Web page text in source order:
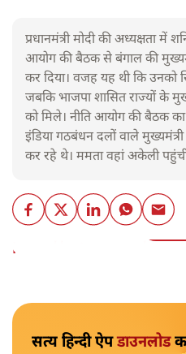
प्रधानमंत्री मोदी की अध्यक्षता में
आयोग की बैठक से बंगाल की
कर दिया। वजह यह थी कि उनको
जबकि भाजपा शासित राज्यों के
को मिले। नीति आयोग की बैठक का
इंडिया गठबंधन दलों वाले
कर रहे थे। ममता वहां अकेली
https://twitter.com/
और पढ़ें
सत्य हिन्दी ऐपडाउनलोड